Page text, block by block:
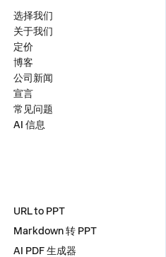
选择我们
关于我们
定价
博客
公司新闻
宣言
常见问题
AI 信息
URL to PPT
Markdown 转 PPT
AI PDF 生成器